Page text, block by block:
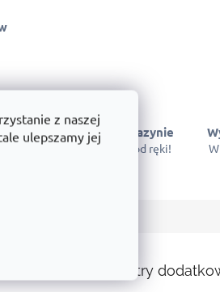
z naszej
ulepszamy jej
Wszystko w magazynie
Towary dostępne od ręki!
Parametry